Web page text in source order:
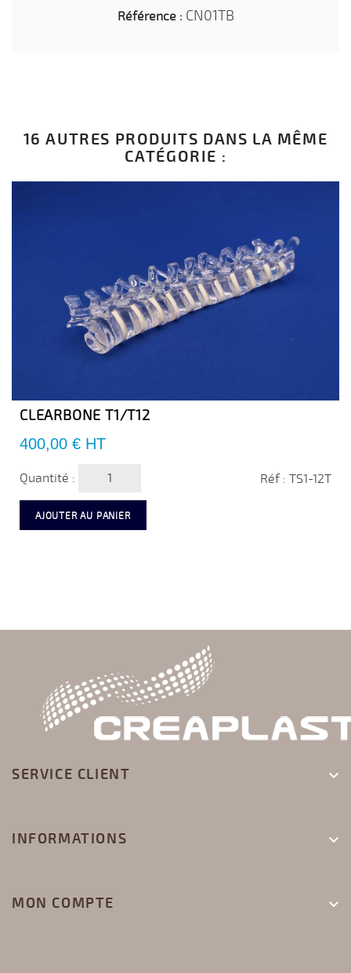
Référence : CN01TB
16 AUTRES PRODUITS DANS LA MÊME
CATÉGORIE :
CLEARBONE T1/T12
Prix
400,00 € HT
Quantité : Réf : TS1-12T
AJOUTER AU PANIER
SERVICE CLIENT 
INFORMATIONS 
MON COMPTE 